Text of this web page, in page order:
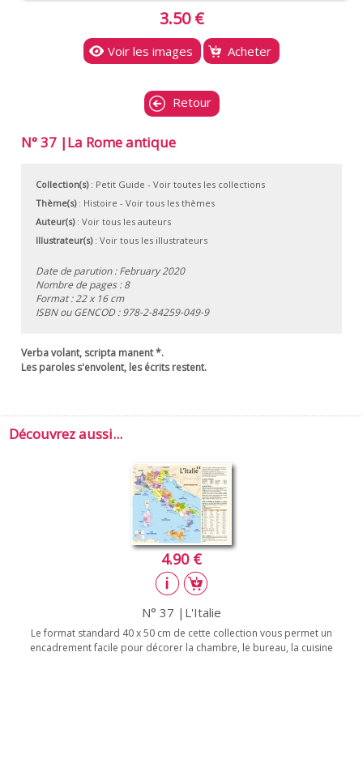
3.50 €
Voir les images Acheter
Retour
N° 37 |La Rome antique
Collection(s): Petit Guide - Voir toutes les collections
Thème(s): Histoire - Voir tous les thèmes
Auteur(s): Voir tous les auteurs
Illustrateur(s): Voir tous les illustrateurs
Date de parution : February 2020
Nombre de pages : 8
Format : 22 x 16 cm
ISBN ou GENCOD :978-2-84259-049-9
Verba volant, scripta manent *.
Les paroles s'envolent, les écrits restent.
Découvrez aussi...
4.90 €
N° 37 |L'Italie
Le format standard 40 x 50 cm de cette collection vous permet un
encadrement facile pour décorer la chambre, le bureau, la cuisine